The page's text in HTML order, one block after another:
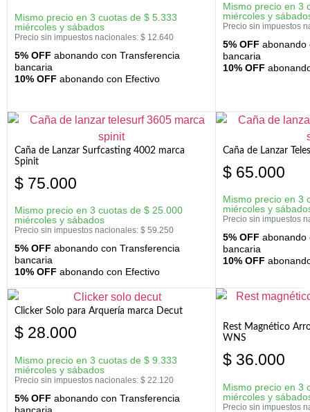
Mismo precio en 3 cuotas de $ 5.333
miércoles y sábados
Precio sin impuestos nacionales: $ 12.640
5% OFF abonando con Transferencia
bancaria
10% OFF abonando con Efectivo
Mismo precio en 3
miércoles y
Precio sin impuestos
5% OFF abonando
bancaria
10% OFF
Caña de Lanzar Surfcasting 4002 marca
Spinit
$ 75.000
Mismo precio en 3 cuotas de $ 25.000
miércoles y sábados
Precio sin impuestos nacionales: $ 59.250
5% OFF abonando con Transferencia
bancaria
10% OFF abonando con Efectivo
Caña de Lanzar
$ 65.000
Mismo precio en 3
miércoles y
Precio sin impuestos
5% OFF abonando
bancaria
10% OFF
Clicker Solo para Arquería marca Decut
$ 28.000
Mismo precio en 3 cuotas de $ 9.333
miércoles y sábados
Precio sin impuestos nacionales: $ 22.120
5% OFF abonando con Transferencia
bancaria
Rest Magnético
WNS
$ 36.000
Mismo precio en 3
miércoles y
Precio sin impuestos